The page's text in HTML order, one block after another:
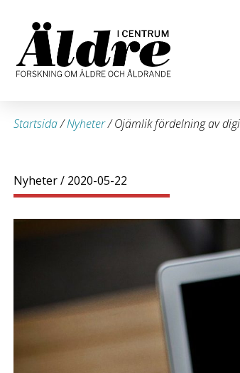
Startsida/Nyheter/Ojämlik fördelning av
Nyheter/ 2020-05-22